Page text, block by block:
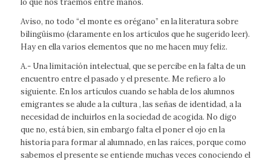
lo que nos traemos entre manos.
Aviso, no todo “el monte es orégano” en la literatura sobre
bilingüismo (claramente en los artículos que he sugerido leer).
Hay en ella varios elementos que no me hacen muy feliz.
A.- Una limitación intelectual, que se percibe en la falta de un
encuentro entre el pasado y el presente. Me refiero a lo
siguiente. En los artículos cuando se habla de los alumnos
emigrantes se alude a la cultura , las señas de identidad, a la
necesidad de incluirlos en la sociedad de acogida. No digo
que no, está bien, sin embargo falta el poner el ojo en la
historia para formar al alumnado, en las raíces, porque como
sabemos el presente se entiende muchas veces conociendo el